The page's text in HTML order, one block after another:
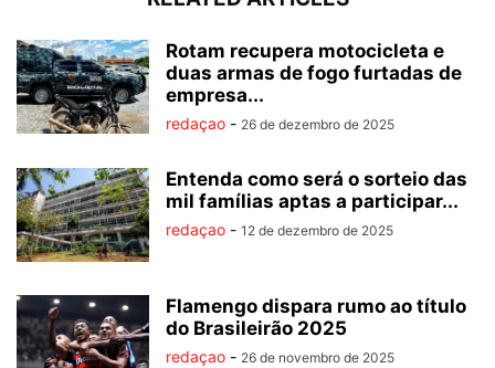
Rotam recupera motocicleta e
duas armas de fogo furtadas de
empresa...
redaçao - 26 de dezembro de 2025
Entenda como será o sorteio das
mil famílias aptas a participar...
redaçao - 12 de dezembro de 2025
Flamengo dispara rumo ao título
do Brasileirão 2025
redaçao - 26 de novembro de 2025